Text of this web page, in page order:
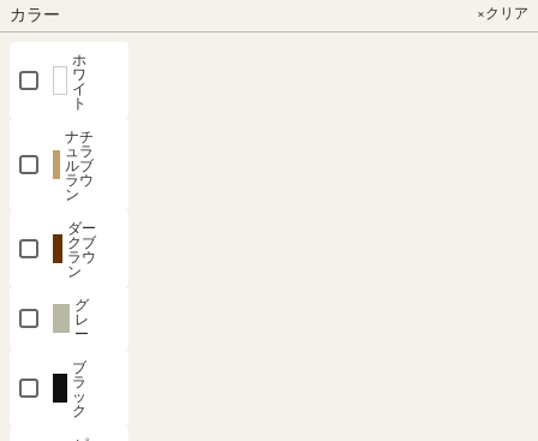
カラー ×クリア
ホ
ワ
イ
ト
ナチ
ュラ
ルブ
ラウ
ン
ダー
クブ
ラウ
ン
グ
レ
ー
ブ
ラ
ッ
ク
ュリティを確保するために必要な場合
・その他当社が相当と判断した場合
前項のほか、会員が当社の定める一定の期間内に一定回数のロ
グインを行わなかった場合は、当社は、事前に通知することな
く前項所定の措置を講じることができるものとします。
8．会員の退会および本契約の終了
会員は、当社所定の退会手続きにより、いつでも本契約を終了
させることができます。
前項退会手続きにより、または、事由の如何を問わず本契約が
終了した場合、会員は、アカウントおよび会員サービスについ
て、即時に一切利用できなくなります。
当該時点において当社が会員サービスに関連して有していた権
利は、全て消滅し、会員は、当社に対して何らの請求を行えま